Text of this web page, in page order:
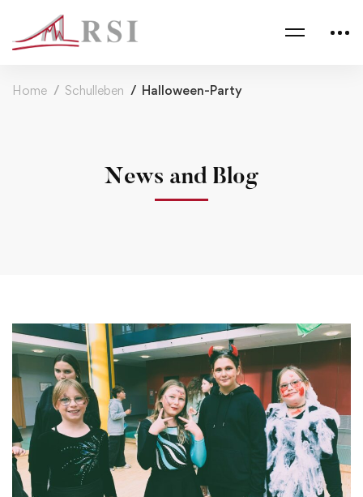
Home Schulleben Halloween-Party
News and Blog